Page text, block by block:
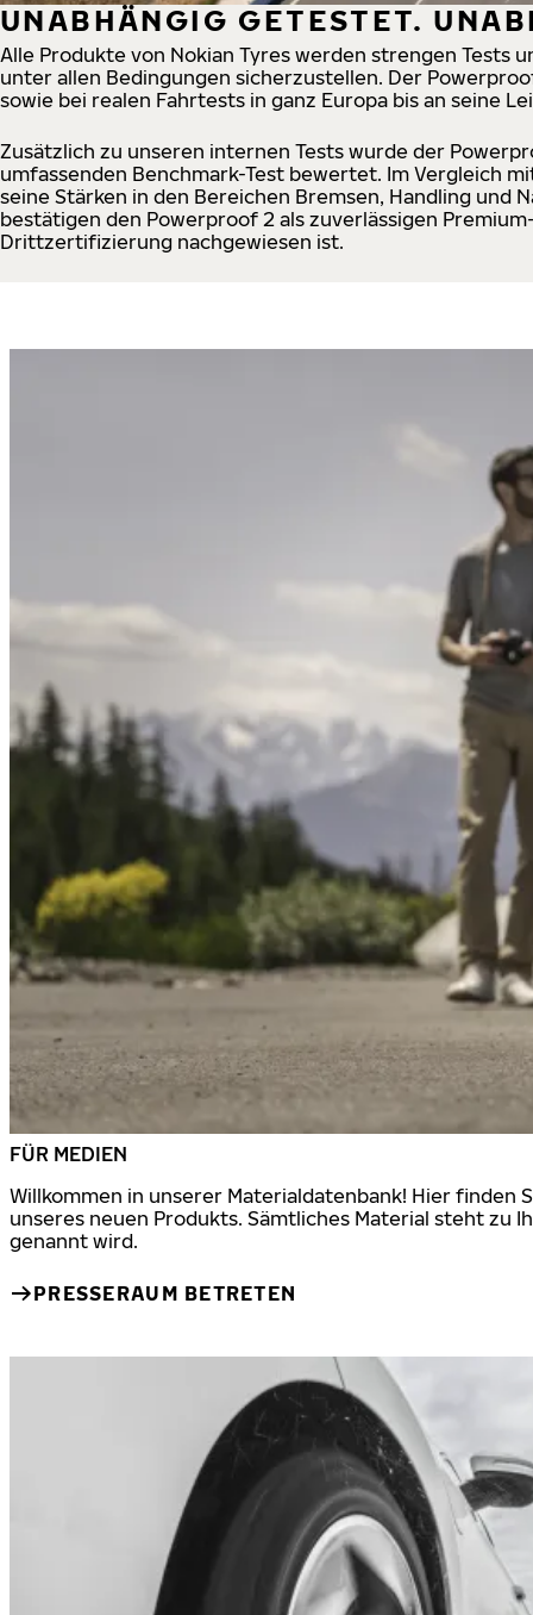
UNABHÄNGIG GETESTET.
Alle Produkte von Nokian Tyres werden strengen Tests
unter allen Bedingungen sicherzustellen. Der
sowie bei realen Fahrtests in ganz Europa bis an seine
Zusätzlich zu unseren internen Tests wurde der
umfassenden Benchmark-Test bewertet. Im Vergleich
seine Stärken in den Bereichen Bremsen, Handling und
bestätigen den Powerproof 2 als zuverlässigen
Drittzertifizierung nachgewiesen ist.
FÜR MEDIEN
Willkommen in unserer Materialdatenbank! Hier finden
unseres neuen Produkts. Sämtliches Material steht zu
genannt wird.
PRESSERAUM BETRETEN